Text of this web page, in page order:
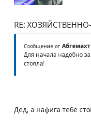
RE:
Сообщение от Абгемахт
Для начала надобно
стояла!
Дед, а нафига тебе